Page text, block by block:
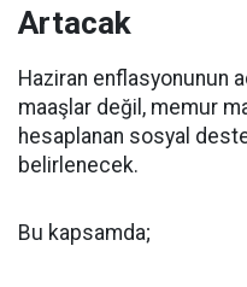
Artacak
Haziran enflasyonunun
maaşlar değil, memur
hesaplanan sosyal
belirlenecek.
Bu kapsamda;